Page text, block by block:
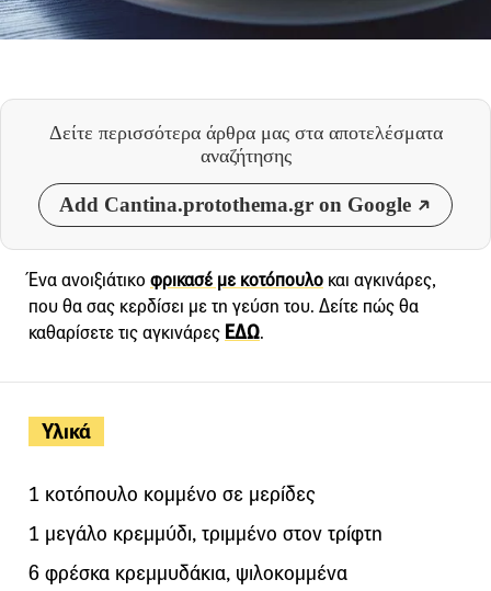
Δείτε περισσότερα άρθρα μας στα αποτελέσματα
αναζήτησης
Add Cantina.protothema.gr on Google
Υλικά
1 κοτόπουλο κομμένο σε μερίδες
1 μεγάλο κρεμμύδι, τριμμένο στον τρίφτη
6 φρέσκα κρεμμυδάκια, ψιλοκομμένα
Ένα ανοιξιάτικο φρικασέ με κοτόπουλο και αγκινάρες,
που θα σας κερδίσει με τη γεύση του. Δείτε πώς θα
καθαρίσετε τις αγκινάρες ΕΔΩ.